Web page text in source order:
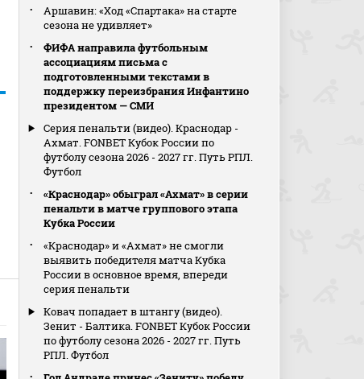
Аршавин: «Ход «Спартака» на старте
сезона не удивляет»
ФИФА направила футбольным
ассоциациям письма с
подготовленными текстами в
поддержку переизбрания Инфантино
президентом — СМИ
Серия пенальти (видео). Краснодар -
Ахмат. FONBET Кубок России по
футболу сезона 2026 - 2027 гг. Путь РПЛ.
Футбол
«Краснодар» обыграл «Ахмат» в серии
пенальти в матче группового этапа
Кубка России
«Краснодар» и «Ахмат» не смогли
выявить победителя матча Кубка
России в основное время, впереди
серия пенальти
Ковач попадает в штангу (видео).
Зенит - Балтика. FONBET Кубок России
по футболу сезона 2026 - 2027 гг. Путь
РПЛ. Футбол